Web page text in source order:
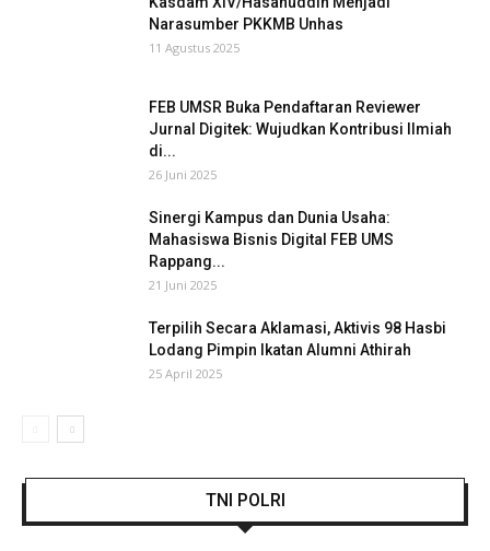
Narasumber PKKMB Unhas
11 Agustus 2025
FEB UMSR Buka Pendaftaran Reviewer
Jurnal Digitek: Wujudkan Kontribusi Ilmiah
di...
26 Juni 2025
Sinergi Kampus dan Dunia Usaha:
Mahasiswa Bisnis Digital FEB UMS
Rappang...
21 Juni 2025
Terpilih Secara Aklamasi, Aktivis 98 Hasbi
Lodang Pimpin Ikatan Alumni Athirah
25 April 2025
TNI POLRI